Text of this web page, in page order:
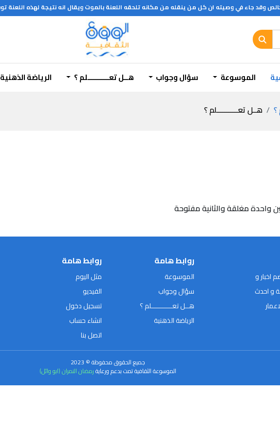
الموسوعة سؤال وجواب هــل تعـــــــــــلم ؟ الرياضة الذهنية
؟ هــل تعـــــــــــلم ؟
واحدة مغلقة والثانية مفتوحة
و
و احدث
روابط هامة
الموسوعة
سؤال وجواب
هــل تعـــــــــــلم ؟
الرياضة الذهنية
روابط هامة
مثل اليوم
الفيديو
تسجيل دخول
انشاء حساب
اتصل بنا
جميع الحقوق محفوظة © 2023
الموسوعة الثقافية تمت بدعم ورعايةرمضان النمران (ابو وائل)